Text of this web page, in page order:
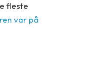
fleste
var på